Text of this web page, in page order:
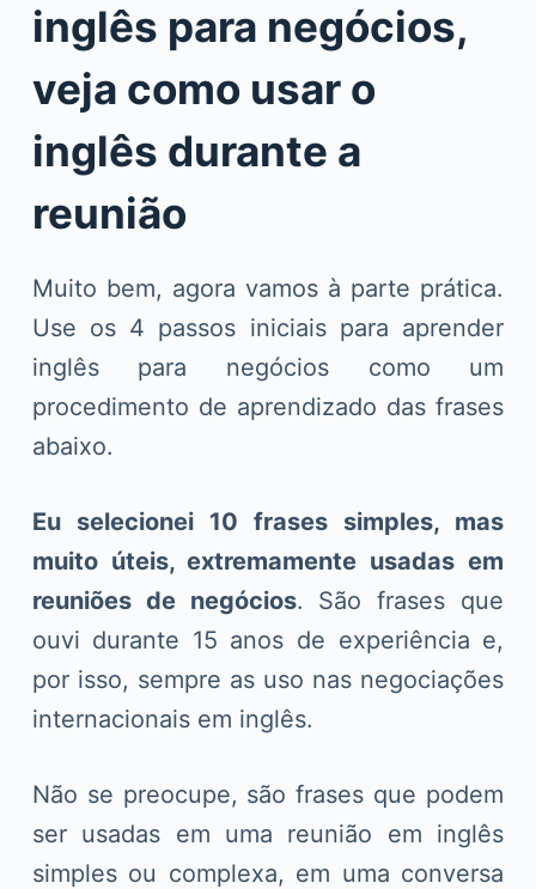
inglês para negócios,
veja como usar o
inglês durante a
reunião
Muito bem, agora vamos à parte prática.
Use os 4 passos iniciais para aprender
inglês para negócios como um
procedimento de aprendizado das frases
abaixo.
Eu selecionei 10 frases simples, mas
muito úteis, extremamente usadas em
reuniões de negócios. São frases que
ouvi durante 15 anos de experiência e,
por isso, sempre as uso nas negociações
internacionais em inglês.
Não se preocupe, são frases que podem
ser usadas em uma reunião em inglês
simples ou complexa, em uma conversa